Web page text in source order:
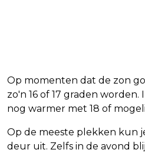
Op momenten dat de zon
zo'n 16 of 17 graden
nog warmer met 18 of
Op de meeste plekken kun
deur uit. Zelfs in de avond